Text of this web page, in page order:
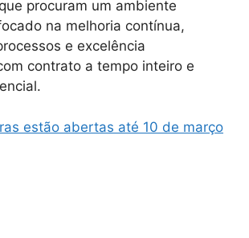
procuram um ambiente
na melhoria contínua,
e excelência
contrato a tempo inteiro e
estão abertas até 10 de março